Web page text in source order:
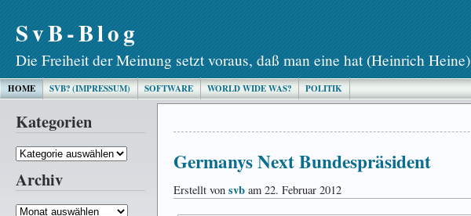
SvB-Blog
Die Freiheit der Meinung setzt voraus, daß man eine hat (Heinrich Heine)
HOME SVB? (IMPRESSUM) SOFTWARE WORLD WIDE WAS? POLITIK
Kategorien
Kategorien
Archiv
Archiv
Germanys Next Bundespräsident
Erstellt von svb am 22. Februar 2012